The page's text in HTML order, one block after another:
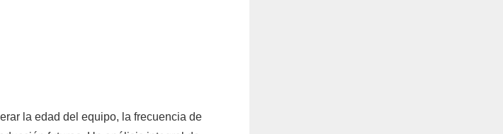
la edad del equipo, la frecuencia de